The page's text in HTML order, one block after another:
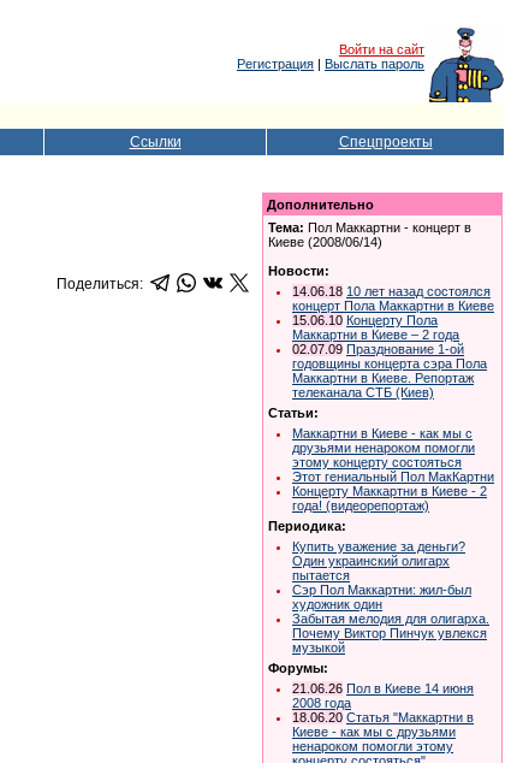
Войти на сайт
Регистрация | Выслать пароль
Ссылки Спецпроекты
Поделиться:
Дополнительно
Тема: Пол Маккартни - концерт в
Киеве (2008/06/14)
Новости:
14.06.18 10 лет назад состоялся
концерт Пола Маккартни в Киеве
15.06.10 Концерту Пола
Маккартни в Киеве – 2 года
02.07.09 Празднование 1-ой
годовщины концерта сэра Пола
Маккартни в Киеве. Репортаж
телеканала СТБ (Киев)
Статьи:
Маккартни в Киеве - как мы с
друзьями ненароком помогли
этому концерту состояться
Этот гениальный Пол МакКартни
Концерту Маккартни в Киеве - 2
года! (видеорепортаж)
Периодика:
Купить уважение за деньги?
Один украинский олигарх
пытается
Сэр Пол Маккартни: жил-был
художник один
Забытая мелодия для олигарха.
Почему Виктор Пинчук увлекся
музыкой
Форумы:
21.06.26 Пол в Киеве 14 июня
2008 года
18.06.20 Статья "Маккартни в
Киеве - как мы с друзьями
ненароком помогли этому